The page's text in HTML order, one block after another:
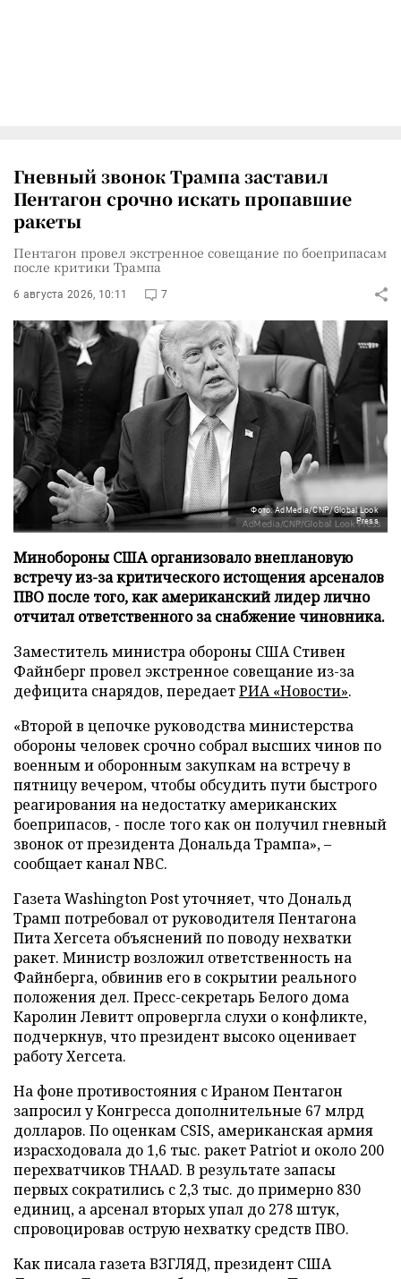
Гневный звонок Трампа заставил
Пентагон срочно искать пропавшие
ракеты
Пентагон провел экстренное совещание по боеприпасам
после критики Трампа
6 августа 2026, 10:11 7
Фото: AdMedia/CNP/Global Look
Press
Минобороны США организовало внеплановую
встречу из-за критического истощения арсеналов
ПВО после того, как американский лидер лично
отчитал ответственного за снабжение чиновника.
Заместитель министра обороны США Стивен
Файнберг провел экстренное совещание из-за
дефицита снарядов, передаетРИА «Новости».
«Второй в цепочке руководства министерства
обороны человек срочно собрал высших чинов по
военным и оборонным закупкам на встречу в
пятницу вечером, чтобы обсудить пути быстрого
реагирования на недостатку американских
боеприпасов, - после того как он получил гневный
звонок от президента Дональда Трампа», –
сообщает канал NBC.
Газета Washington Post уточняет, что Дональд
Трамп потребовал от руководителя Пентагона
Пита Хегсета объяснений по поводу нехватки
ракет. Министр возложил ответственность на
Файнберга, обвинив его в сокрытии реального
положения дел. Пресс-секретарь Белого дома
Каролин Левитт опровергла слухи о конфликте,
подчеркнув, что президент высоко оценивает
работу Хегсета.
На фоне противостояния с Ираном Пентагон
запросил у Конгресса дополнительные 67 млрд
долларов. По оценкам CSIS, американская армия
израсходовала до 1,6 тыс. ракет Patriot и около 200
перехватчиков THAAD. В результате запасы
первых сократились с 2,3 тыс. до примерно 830
единиц, а арсенал вторых упал до 278 штук,
спровоцировав острую нехватку средств ПВО.
Как писала газета ВЗГЛЯД, президент США